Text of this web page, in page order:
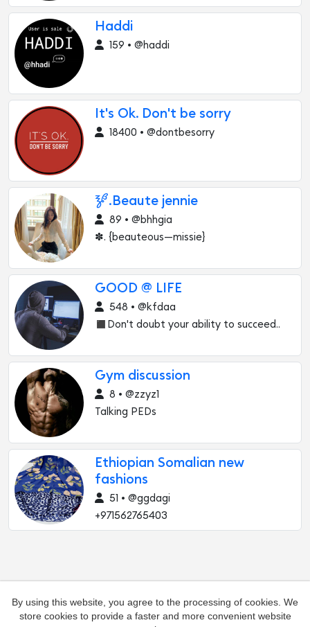
Haddi
159 • @haddi
It's Ok. Don't be sorry
18400 • @dontbesorry
🝳.Beaute jennie
89 • @bhhgia
✽. {beauteous—missie}
GOOD @ LIFE
548 • @kfdaa
◼️Don't doubt your ability to succeed..
Gym discussion
8 • @zzyz1
Talking PEDs
Ethiopian Somalian new
fashions
51 • @ggdagi
+971562765403
By using this website, you agree to the processing of cookies. We
store cookies to provide a faster and more convenient website